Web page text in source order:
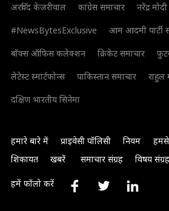
अरविंद केजरीवाल कांग्रेस समाचार नरेंद्र मोदी
#NewsBytesExclusive
आम आदमी पार्टी
बॉक्स ऑफिस कलेक्शन
क्रिकेट समाचार
लेटेस्ट स्मार्टफोन्स
पाकिस्तान समाचार राहुल
दक्षिण भारतीय सिनेमा
हमारे बारे में प्राइवेसी पॉलिसी नियम
शिकायत
खबरें समाचार संग्रह विषय संग्रह
हमें फॉलो करें